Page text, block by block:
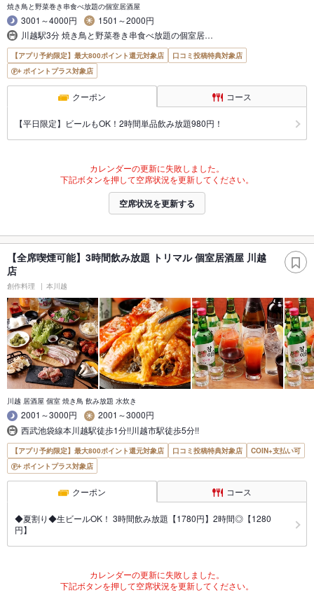
焼き鳥と野菜巻き串食べ放題の個室居酒屋
3001～4000円
1501～2000円
川越駅3分 焼き鳥と野菜巻き串食べ放題の個室居…
【アプリ予約限定】最大800ポイント還元対象店
口コミ投稿特典対象店
ポイントプラス対象店
クーポン コース
【平日限定】ビールもOK！2時間単品飲み放題980円！
カレンダーの更新に失敗しました。
下記ボタンを押して空席状況を更新してください。
空席状況を更新する
【全席喫煙可能】3時間飲み放題 トリマル 個室居酒屋 川越
店
創作料理 本川越
川越 居酒屋 個室 焼き鳥 飲み放題 水炊き
2001～3000円
2001～3000円
西武池袋線本川越駅徒歩1分!!川越市駅徒歩5分!!
【アプリ予約限定】最大800ポイント還元対象店 口コミ投稿特典対象店
COIN+支払い可
ポイントプラス対象店
クーポン コース
◆夏割り◆生ビールOK！ 3時間飲み放題【1780円】2時間◎【1280
円】
カレンダーの更新に失敗しました。
下記ボタンを押して空席状況を更新してください。